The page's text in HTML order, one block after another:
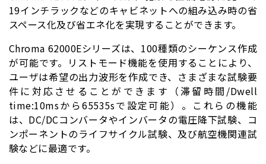
19インチラックなどのキャビネットへの組み込み時の省
スペース化及び省エネ化を実現することができます。
Chroma 62000Eシリーズは、100種類のシーケンス作成
が可能です。リストモード機能を使用することにより、
ユーザは希望の出力波形を作成でき、さまざまな試験要
件に対応させることができます（滞留時間/Dwell
time:10msから65535sで設定可能）。これらの機能
は、DC/DCコンバータやインバータの電圧降下試験、コ
ンポーネントのライフサイクル試験、及び航空機関連試
験などに最適です。